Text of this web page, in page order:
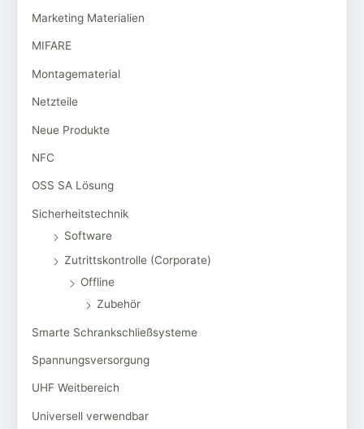
Marketing Materialien
MIFARE
Montagematerial
Netzteile
Neue Produkte
NFC
OSS SA Lösung
Sicherheitstechnik
Software
Zutrittskontrolle (Corporate)
Offline
Zubehör
Smarte Schrankschließsysteme
Spannungsversorgung
UHF Weitbereich
Universell verwendbar